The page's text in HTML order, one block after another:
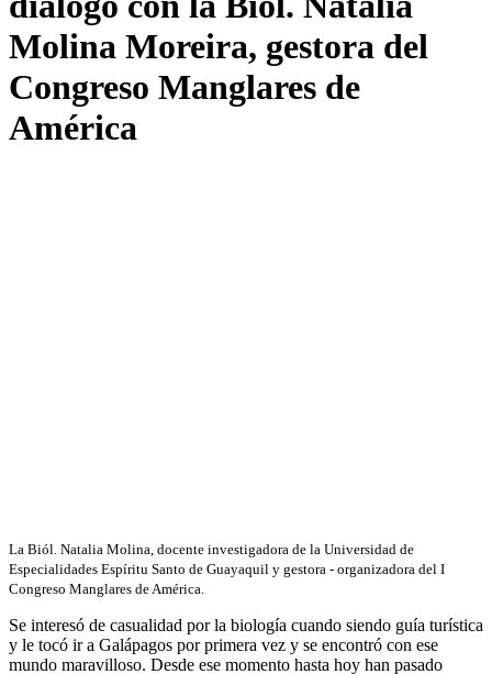
Molina Moreira, gestora del
Congreso Manglares de
América
La Biól. Natalia Molina, docente investigadora de la Universidad de
Especialidades Espíritu Santo de Guayaquil y gestora - organizadora del I
Congreso Manglares de América.
Se interesó de casualidad por la biología cuando siendo guía turística
y le tocó ir a Galápagos por primera vez y se encontró con ese
mundo maravilloso. Desde ese momento hasta hoy han pasado